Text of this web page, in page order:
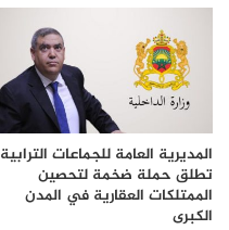
المديرية العامة للجماعات الترابية
تطلق حملة ضخمة لتحصين
الممتلكات العقارية في المدن
الكبرى